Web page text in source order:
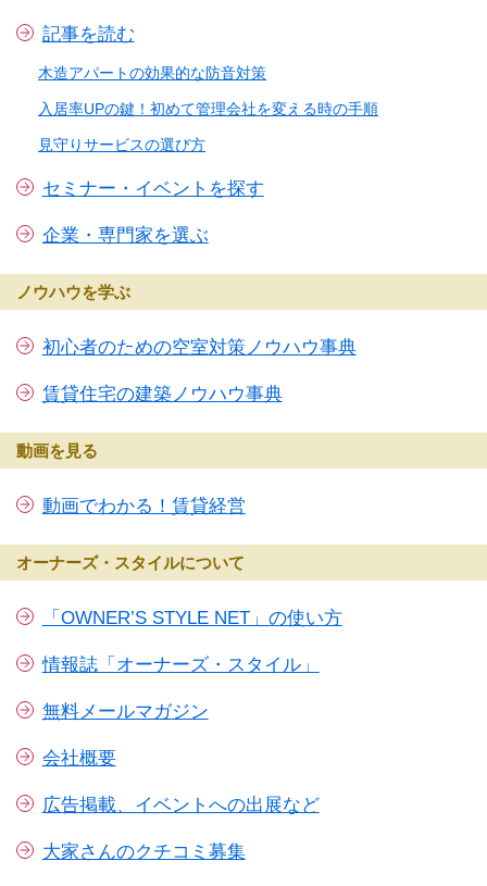
記事を読む
木造アパートの効果的な防音対策
入居率UPの鍵！初めて管理会社を変える時の手順
見守りサービスの選び方
セミナー・イベントを探す
企業・専門家を選ぶ
ノウハウを学ぶ
初心者のための空室対策ノウハウ事典
賃貸住宅の建築ノウハウ事典
動画を見る
動画でわかる！賃貸経営
オーナーズ・スタイルについて
「OWNER’S STYLE NET」の使い方
情報誌「オーナーズ・スタイル」
無料メールマガジン
会社概要
広告掲載、イベントへの出展など
大家さんのクチコミ募集